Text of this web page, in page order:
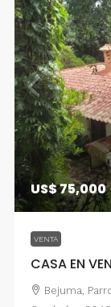
US$ 75,000
VENTA
CASA EN
Bejuma,